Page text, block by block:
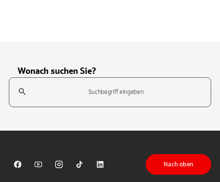
Wonach suchen Sie?
Suchfeld
Sparkasse auf Facebook
Sparkasse auf Youtube
Sparkasse auf Instagram
Sparkasse auf TikTok
Sparkasse auf LinkedIn
Nach oben